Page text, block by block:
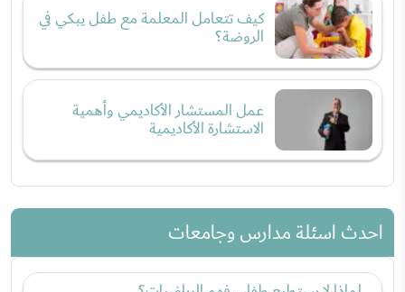
كيف تتعامل المعلمة مع طفل يبكي في
الروضة؟
عمل المستشار الأكاديمي وأهمية
الاستشارة الأكاديمية
احدث اسئلة مدارس وجامعات